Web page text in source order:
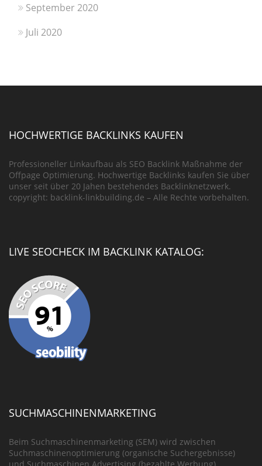
September 2020
Juli 2020
HOCHWERTIGE BACKLINKS KAUFEN
Professioneller Linkaufbau als SEO Backlink Maßnahme der
Offpage Optimierung. Hochwertige Backlinks kaufen Sie über
unser seit über 20 Jahen bestehendes Backlinknetzwerk.
copyright: backlink-linkbuilding.de – Alle Rechte vorbehalten.
LIVE SEOCHECK IM BACKLINK KATALOG:
SUCHMASCHINENMARKETING
Beim Suchmaschinenmarketing (SEM) wird zwischen
Suchmaschinenoptimierung (organische Suchergebnisse)